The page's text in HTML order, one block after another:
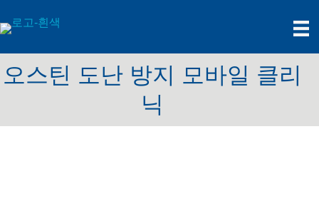
오스틴 도난 방지 모바일 클리
닉